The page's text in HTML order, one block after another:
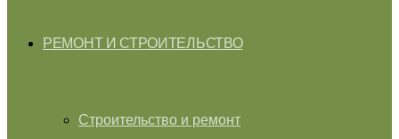
РЕМОНТ И СТРОИТЕЛЬСТВО
Строительство и ремонт